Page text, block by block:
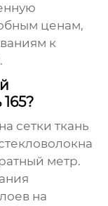
ценам,
к
сетки ткань
метр.
на